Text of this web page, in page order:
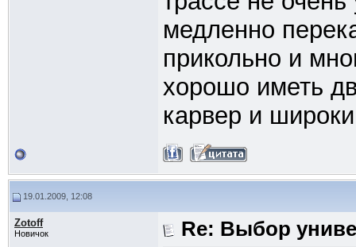
медленно
прикольно и
хорошо иметь
карвер и
19.01.2009, 12:08
Zotoff
Новичок
Re: Выбор